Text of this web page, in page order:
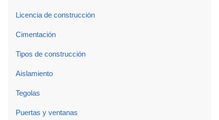
Licencia de construcción
Cimentación
Tipos de construcción
Aislamiento
Tegolas
Puertas y ventanas